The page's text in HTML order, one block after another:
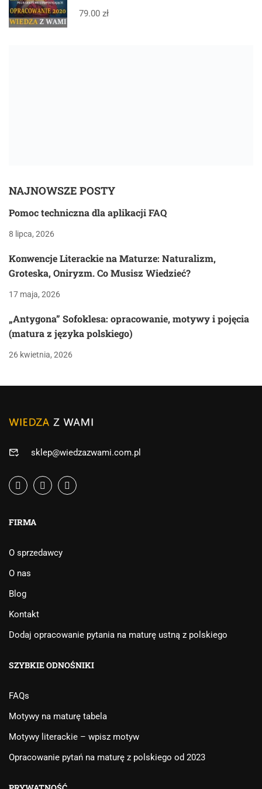
79.00 zł
NAJNOWSZE POSTY
Pomoc techniczna dla aplikacji FAQ
8 lipca, 2026
Konwencje Literackie na Maturze: Naturalizm,
Groteska, Oniryzm. Co Musisz Wiedzieć?
17 maja, 2026
„Antygona” Sofoklesa: opracowanie, motywy i pojęcia
(matura z języka polskiego)
26 kwietnia, 2026
sklep@wiedzazwami.com.pl
FIRMA
O sprzedawcy
O nas
Blog
Kontakt
Dodaj opracowanie pytania na maturę ustną z polskiego
SZYBKIE ODNOŚNIKI
FAQs
Motywy na maturę tabela
Motywy literackie – wpisz motyw
Opracowanie pytań na maturę z polskiego od 2023